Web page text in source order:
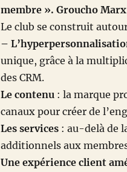
membre ». Groucho Marx
Le club se construit
–
unique, grâce à la
des CRM.
Le contenu: la marque
canaux pour créer de
Les services: au-delà de
additionnels aux
Une expérience client